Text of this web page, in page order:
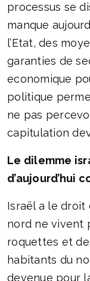
processus se
manque
l’Etat, des
garanties de
economique
politique
ne pas
capitulation
Le dilemme
d’aujourd’hui
Israël a le droit
nord ne vivent
roquettes et
habitants du
devenue pour